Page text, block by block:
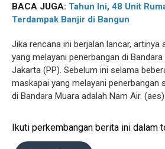
BACA JUGA: Tahun Ini, 48 Unit
Terdampak Banjir di Bangun
Jika rencana ini berjalan lancar, artinya
yang melayani penerbangan di
Jakarta (PP). Sebelum ini selama
maskapai yang melayani penerbangan
di Bandara Muara adalah Nam Air. (aes)
Ikuti perkembangan berita ini dalam